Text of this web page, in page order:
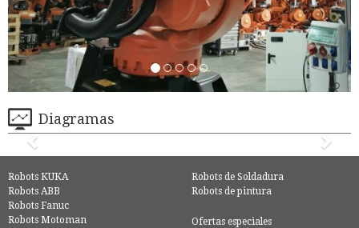
Diagramas
Robots KUKA
Robots ABB
Robots Fanuc
Robots Motoman
Robots de Soldadura
Robots de pintura
Ofertas especiales